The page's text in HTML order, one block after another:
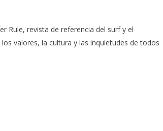
Rule, revista de referencia del surf y el
valores, la cultura y las inquietudes de todos